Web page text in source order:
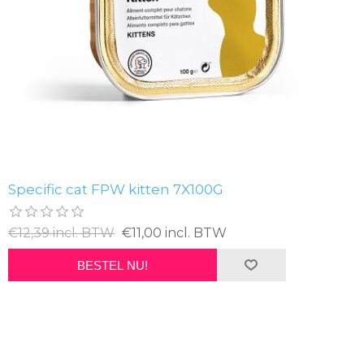
Specific cat FPW kitten 7X100G
€12,39 incl. BTW €11,00 incl. BTW
BESTEL NU!